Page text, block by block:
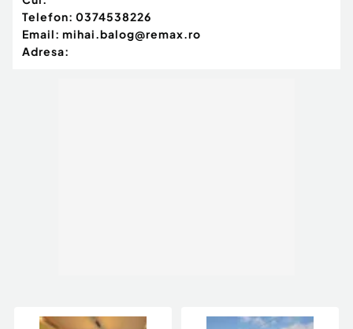
Telefon: 0374538226
Email: mihai.balog@remax.ro
Adresa: